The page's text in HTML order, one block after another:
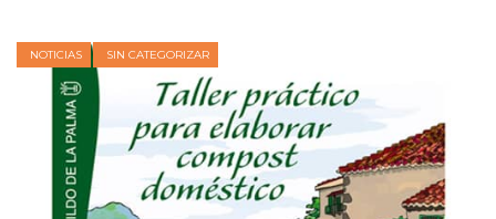
NOTICIAS SIN CATEGORIZAR